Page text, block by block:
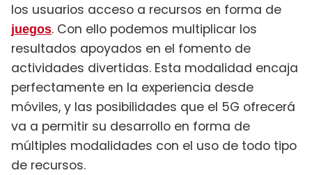
los usuarios acceso a recursos en forma de
juegos. Con ello podemos multiplicar los
resultados apoyados en el fomento de
actividades divertidas. Esta modalidad encaja
perfectamente en la experiencia desde
móviles, y las posibilidades que el 5G ofrecerá
va a permitir su desarrollo en forma de
múltiples modalidades con el uso de todo tipo
de recursos.